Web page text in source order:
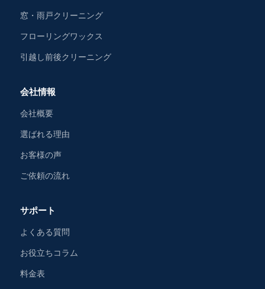
窓・雨戸クリーニング
フローリングワックス
引越し前後クリーニング
会社情報
会社概要
選ばれる理由
お客様の声
ご依頼の流れ
サポート
よくある質問
お役立ちコラム
料金表